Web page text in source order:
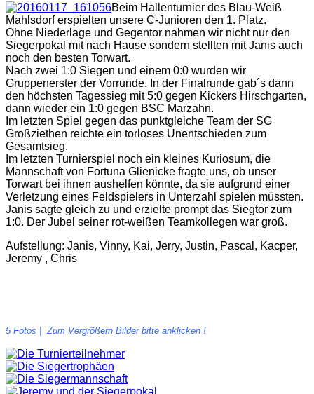
Beim Hallenturnier des Blau-Weiß
Mahlsdorf erspielten unsere C-Junioren den 1. Platz.
Ohne Niederlage und Gegentor nahmen wir nicht nur den
Siegerpokal mit nach Hause sondern stellten mit Janis auch
noch den besten Torwart.
Nach zwei 1:0 Siegen und einem 0:0 wurden wir
Gruppenerster der Vorrunde. In der Finalrunde gab´s dann
den höchsten Tagessieg mit 5:0 gegen Kickers Hirschgarten,
dann wieder ein 1:0 gegen BSC Marzahn.
Im letzten Spiel gegen das punktgleiche Team der SG
Großziethen reichte ein torloses Unentschieden zum
Gesamtsieg.
Im letzten Turnierspiel noch ein kleines Kuriosum, die
Mannschaft von Fortuna Glienicke fragte uns, ob unser
Torwart bei ihnen aushelfen könnte, da sie aufgrund einer
Verletzung eines Feldspielers in Unterzahl spielen müssten.
Janis sagte gleich zu und erzielte prompt das Siegtor zum
1:0. Der Jubel seiner rot-weißen Teamkollegen war groß.
Aufstellung: Janis, Vinny, Kai, Jerry, Justin, Pascal, Kacper,
Jeremy , Chris
5 Fotos | Zum Vergrößern Bilder bitte anklicken !